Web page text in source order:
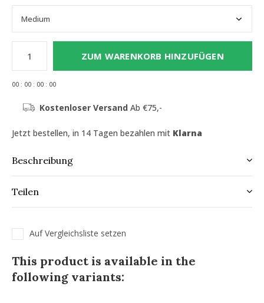
ZUM WARENKORB HINZUFÜGEN
00 : 00 : 00 : 00
Kostenloser Versand Ab €75,-
Jetzt bestellen, in 14 Tagen bezahlen mit Klarna
Beschreibung
Teilen
Auf Vergleichsliste setzen
This product is available in the
following variants: